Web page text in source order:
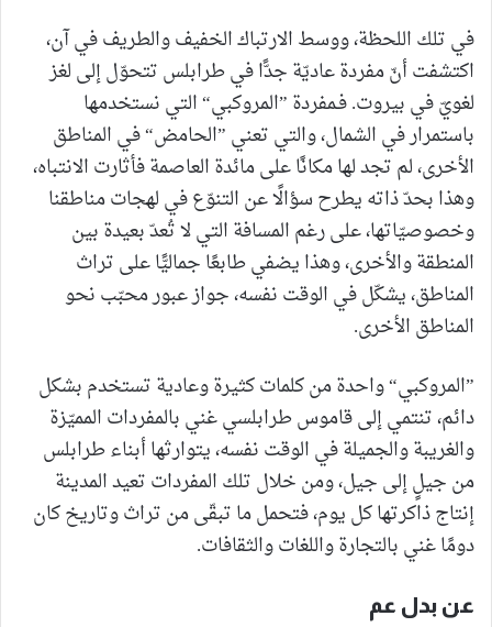
في تلك اللحظة، ووسط الارتباك الخفيف والطريف في آن،
اكتشفت أنّ مفردة عاديّة جدًّا في طرابلس تتحوّل إلى لغز
لغويّ في بيروت. فـمفردة ”المروكبي“ التي نستخدمها
باستمرار في الشمال، والتي تعني ”الحامض“ في المناطق
الأخرى، لم تجد لها مكانًا على مائدة العاصمة فأثارت الانتباه،
وهذا بحدّ ذاته يطرح سؤالًا عن التنوّع في لهجات مناطقنا
وخصوصيّاتها، على رغم المسافة التي لا تُعدّ بعيدة بين
المنطقة والأخرى، وهذا يضفي طابعًا جماليًّا على تراث
المناطق، يشكّل في الوقت نفسه، جواز عبور محبّب نحو
المناطق الأخرى.
”المروكبي“ واحدة من كلمات كثيرة وعادية تستخدم بشكل
دائم، تنتمي إلى قاموس طرابلسي غني بالمفردات المميّزة
والغريبة والجميلة في الوقت نفسه، يتوارثها أبناء طرابلس
من جيلٍ إلى جيل، ومن خلال تلك المفردات تعيد المدينة
إنتاج ذاكرتها كل يوم، فتحمل ما تبقّى من تراث وتاريخ كان
دومًا غني بالتجارة واللغات والثقافات.
عن بدل عم